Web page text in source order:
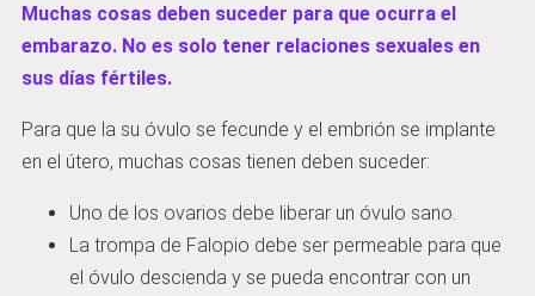
Muchas cosas deben suceder para que ocurra el
embarazo. No es solo tener relaciones sexuales en
sus días fértiles.
Para que la su óvulo se fecunde y el embrión se implante
en el útero, muchas cosas tienen deben suceder:
Uno de los ovarios debe liberar un óvulo sano.
La trompa de Falopio debe ser permeable para que
el óvulo descienda y se pueda encontrar con un